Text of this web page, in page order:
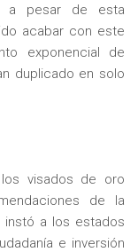
a pesar de esta
acabar con este
exponencial de
duplicado en solo
visados de oro
de la
instó a los estados
e inversión